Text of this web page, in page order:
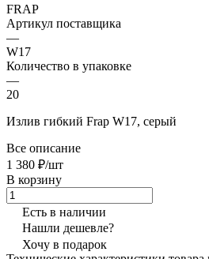
FRAP
Артикул поставщика
—
W17
Количество в упаковке
—
20
Излив гибкий Frap W17, серый
Все описание
1 380 ₽/шт
В корзину
Есть в наличии
Нашли дешевле?
Хочу в подарок